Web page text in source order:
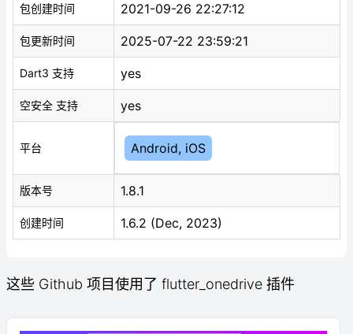
包创建时间 2021-09-26 22:27:12
包更新时间 2025-07-22 23:59:21
Dart3 支持 yes
空安全 支持 yes
平台 Android, iOS
版本号 1.8.1
创建时间 1.6.2 (Dec, 2023)
这些 Github 项目使用了 flutter_onedrive 插件